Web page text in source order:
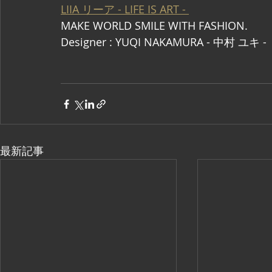
LIIA リーア - LIFE IS ART -
MAKE WORLD SMILE WITH FASHION.
Designer : YUQI NAKAMURA - 中村 ユキ -
最新記事